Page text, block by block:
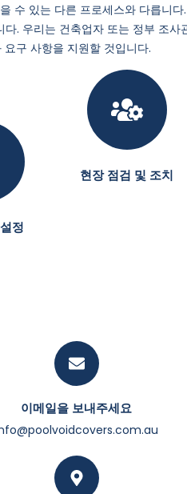
수 있는 다른 프로세스와 다릅니
. 우리는 건축업자 또는 정부 조사
구 사항을 지원할 것입니다.
정
현장 점검 및 조치
이메일을 보내주세요